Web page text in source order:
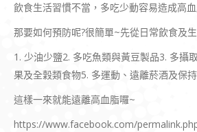
飲食生活習慣不當，多吃少動容易造成高血
那要如何預防呢?很簡單~先從日常飲食及
1. 少油少鹽2. 多吃魚類與黃豆製品3. 多攝
果及全穀類食物5. 多運動、遠離菸酒及保
這樣一來就能遠離高血脂囉~
https://www.facebook.com/